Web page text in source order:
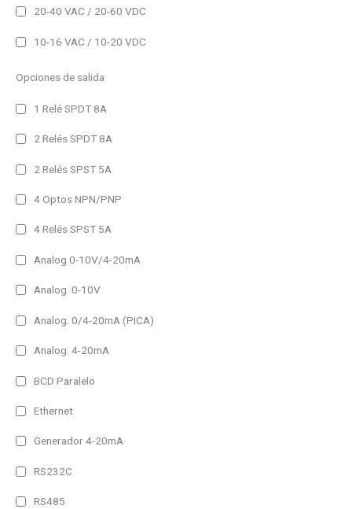
Ambientales
Analizadores de red
IP41
IP54 (Alto brillo)
IP65
IP65 (Alto brillo)
Amperaje del producto
25A
40A
1h
20-40 VAC / 20-60 VDC
10-16 VAC / 10-20 VDC
Opciones de salida
1 Relé SPDT 8A
2 Relés SPDT 8A
2 Relés SPST 5A
4 Optos NPN/PNP
4 Relés SPST 5A
Analog 0-10V/4-20mA
Analog. 0-10V
Analog. 0/4-20mA (PICA)
Analog. 4-20mA
BCD Paralelo
Ethernet
Generador 4-20mA
RS232C
RS485